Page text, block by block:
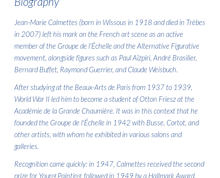
Jean-Marie Calmettes (born in Wissous in 1918 and died in Trèbes
in 2007) left his mark on the French art scene as an active
member of the Groupe de l'Échelle and the Alternative Figurative
movement, alongside figures such as Paul Aïzpiri, André Brasilier,
Bernard Buffet, Raymond Guerrier, and Claude Weisbuch.
After studying at the Beaux-Arts de Paris from 1937 to 1939,
World War II led him to become a student of Otton Friesz at the
Académie de la Grande Chaumière. It was in this context that he
founded the Groupe de l'Échelle in 1942 with Busse, Cortot, and
other artists, with whom he exhibited in various salons and
galleries.
Recognition came quickly: in 1947, Calmettes received the second
prize for Young Painting, followed in 1949 by a Hallmark Award,